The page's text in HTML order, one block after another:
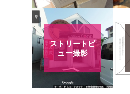
ストリートビ
ュー撮影